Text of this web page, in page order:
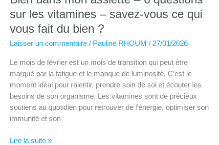
sur les vitamines – savez-vous ce qui
vous fait du bien ?
Laisser un commentaire / Pauline RHOUM / 27/01/2026
Le mois de février est un mois de transition qui peut être
marqué par la fatigue et le manque de luminosité. C’est le
moment idéal pour ralentir, prendre soin de soi et écouter les
besoins de son organisme. Les vitamines sont de précieux
soutiens au quotidien pour retrouver de l’énergie, optimiser son
immunité et son
Bien
Lire la suite »